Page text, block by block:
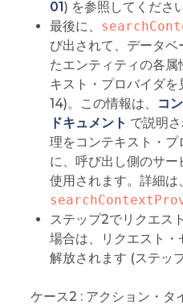
01) を参照してくださ
最後に、
び出されて、データ
たエンティティの各
キスト・プロバイダ
14)。この情報は、
コ
ドキュメント で説明
理をコンテキスト・
に、呼び出し側のサ
使用されます。詳細は
ステップ2でリクエス
場合は、リクエスト
解放されます (ステッ
ケース2 : アクション・